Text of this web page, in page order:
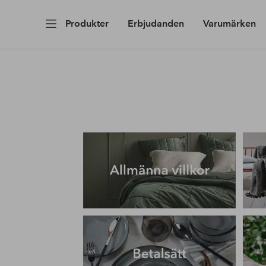
Produkter Erbjudanden Varumärken